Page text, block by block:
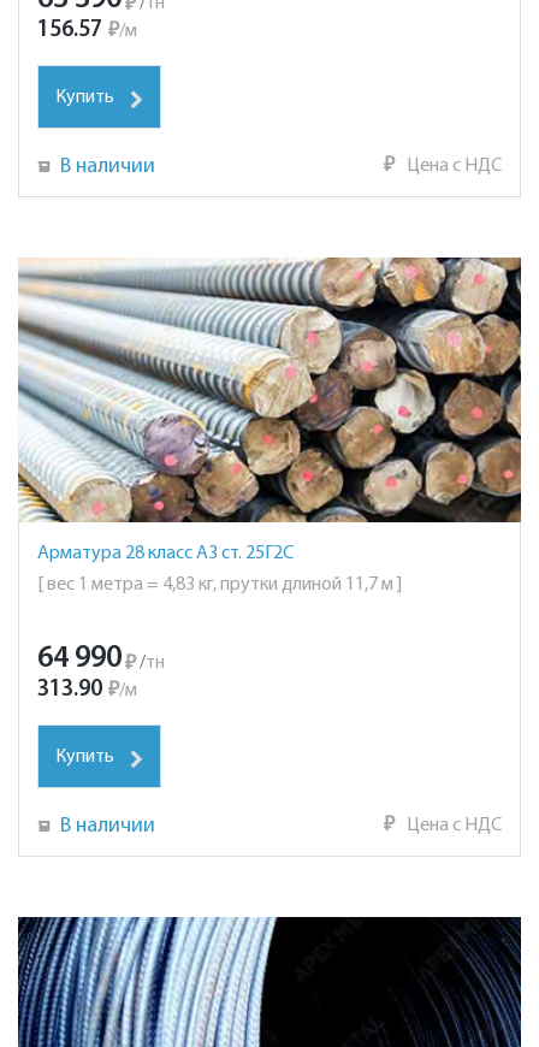
₽ / тн
156.57 ₽/м
Купить
В наличии ₽ Цена с НДС
Арматура 28 класс А3 ст. 25Г2С
[ вес 1 метра = 4,83 кг, прутки длиной 11,7 м ]
64 990₽ /тн
313.90 ₽/м
Купить
В наличии ₽ Цена с НДС